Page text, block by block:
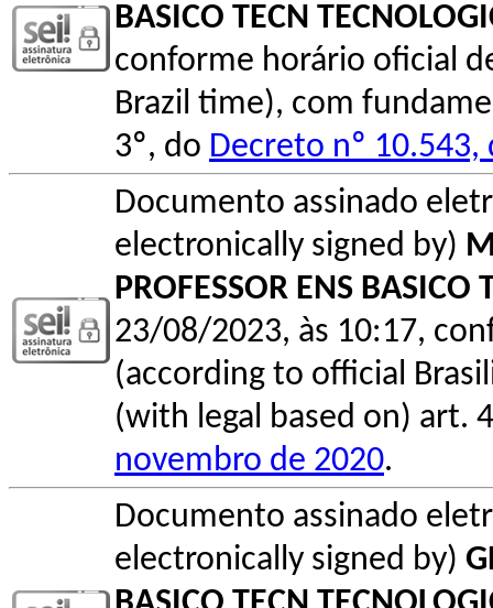
BASICO TECN
conforme horário oficial
Brazil time), com
3º, do Decreto nº
Documento assinado
electronically signed by)
PROFESSOR ENS BASICO
23/08/2023, às 10:17,
(according to official
(with legal based on) art.
novembro de 2020.
Documento assinado
electronically signed by)